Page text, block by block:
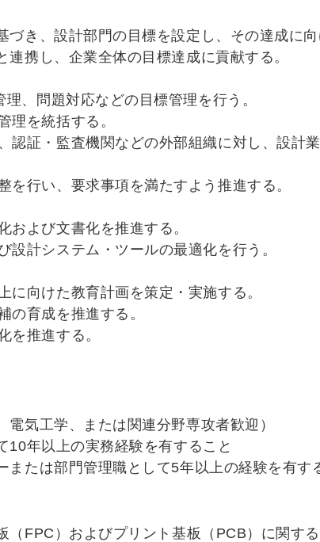
づき、設計部門の目標を設定し、その達成に
連携し、企業全体の目標達成に貢献する。
、問題対応などの目標管理を行う。
理を統括する。
認証・監査機関などの外部組織に対し、設計
を行い、要求事項を満たすよう推進する。
および文書化を推進する。
設計システム・ツールの最適化を行う。
に向けた教育計画を策定・実施する。
の育成を推進する。
を推進する。
電気工学、または関連分野専攻者歓迎）
10年以上の実務経験を有すること
または部門管理職として5年以上の経験を有す
（FPC）およびプリント基板（PCB）に関す